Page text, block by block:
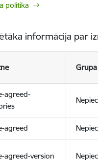
politika
informācija par
Grupa
agreed-
agreed
agreed-version